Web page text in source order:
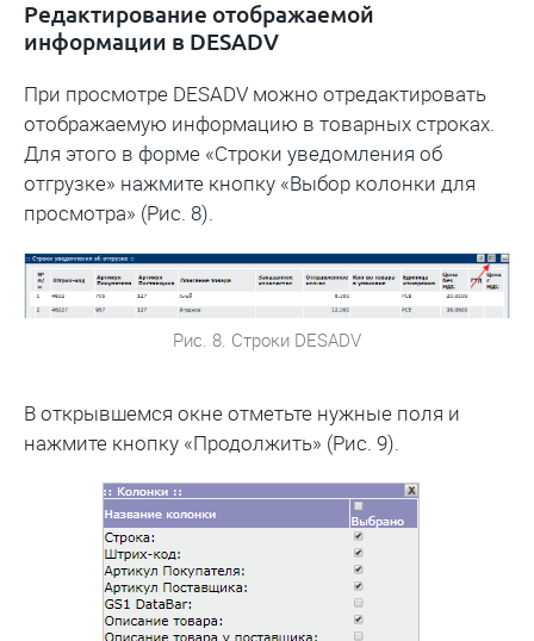
Редактирование отображаемой
информации в DESADV
При просмотре DESADV можно отредактировать
отображаемую информацию в товарных строках.
Для этого в форме «Строки уведомления об
отгрузке» нажмите кнопку «Выбор колонки для
просмотра» (Рис. 8).
Рис. 8. Строки DESADV
В открывшемся окне отметьте нужные поля и
нажмите кнопку «Продолжить» (Рис. 9).